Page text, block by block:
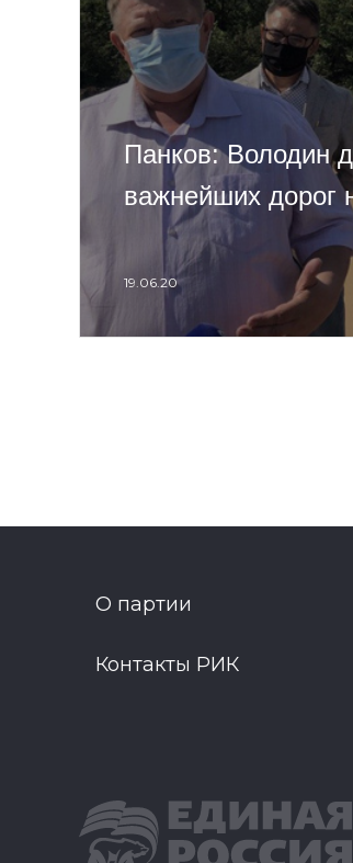
Панков: Володин
важнейших дорог
19.06.20
О партии
Контакты РИК